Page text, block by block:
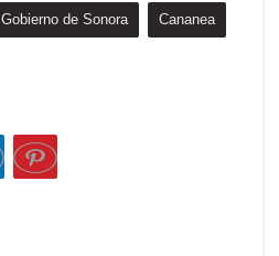
Gobierno de Sonora Cananea